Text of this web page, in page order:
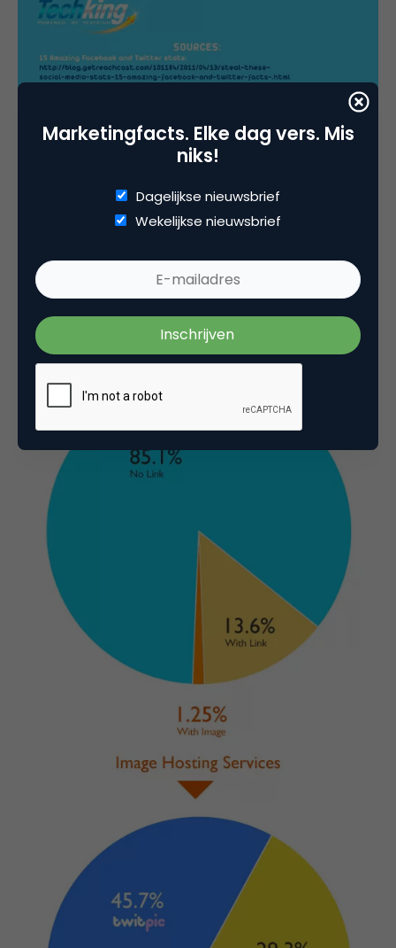
Marketingfacts. Elke dag vers. Mis
niks!
Dagelijkse nieuwsbrief
Wekelijkse nieuwsbrief